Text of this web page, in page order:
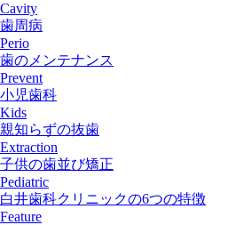
Cavity
歯周病
Perio
歯のメンテナンス
Prevent
小児歯科
Kids
親知らずの抜歯
Extraction
子供の歯並び矯正
Pediatric
白井歯科クリニックの6つの特徴
Feature